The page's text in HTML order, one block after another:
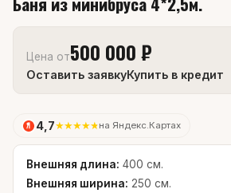
Цена от500 000 ₽
Оставить заявкуКупить в кредит
4,7★★★★★ на Яндекс.Картах
Внешняя длина: 400 см.
Внешняя ширина: 250 см.